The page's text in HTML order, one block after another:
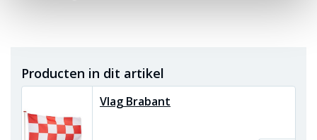
Producten in dit artikel
Vlag Brabant